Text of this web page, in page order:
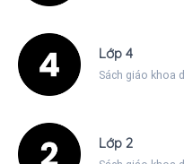
Lớp 4
Sách giáo khoa
Lớp 2